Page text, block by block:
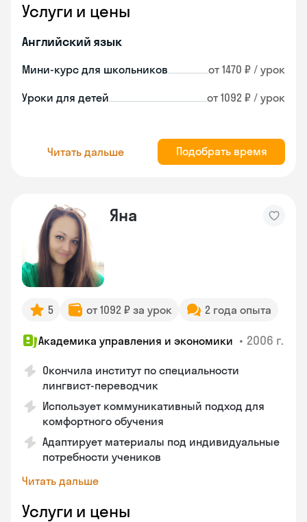
Услуги и цены
Английский язык
Мини-курс для школьников от 1470 ₽ / урок
Уроки для детей от 1092 ₽ / урок
Читать дальше Подобрать время
Яна
5 от 1092 ₽ за урок 2 года опыта
Академика управления и экономики • 2006 г.
Окончила институт по специальности
лингвист-переводчик
Использует коммуникативный подход для
комфортного обучения
Адаптирует материалы под индивидуальные
потребности учеников
Читать дальше
Услуги и цены